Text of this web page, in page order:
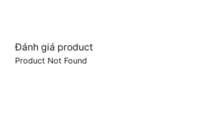
Đánh giá product
Product Not Found